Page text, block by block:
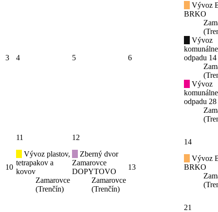
3 4 5 6
Vývoz
BRKO
Vývoz
odpadu
Vývoz
odpadu
10
11
Vývoz plastov,
tetrapakov a
kovov
Zamarovce
(Trenčín)
12
Zberný dvor
Zamarovce
DOPYTOVO
Zamarovce
(Trenčín)
13
14
Vývoz
BRKO
21